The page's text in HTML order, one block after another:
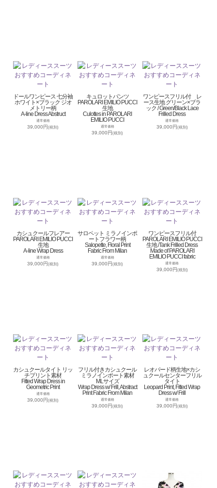
ドールワンピース 七分袖
ホワイト×ブラック ジオ
メトリー柄
A-line Dress Abstruct
通常価格
39,000円(税別)
キュロットパンツ
PAROLARI EMILIO PUCCI
生地
Culottes in PAROLARI
EMILIO PUCCI
通常価格
39,000円(税別)
ワンピースフリル付 レ
ース生地 グリーン×ブラ
ック / Green/Black Lace
Frilled Dress
通常価格
39,000円(税別)
カシュクールフレアー
PAROLARI EMILIO PUCCI
生地
A-line Wrap Dress
通常価格
39,000円(税別)
サロペット ミラノインポ
ートフラワー柄
Salopette, Floral Print
Fabric From Milan
通常価格
39,000円(税別)
ワンピースフリル付
PAROLARI EMILIO PUCCI
生地 /Tank Frilled Dress
Made of PAROLARI
EMILIO PUCCI fabric
通常価格
39,000円(税別)
カシュクールタイト リッ
チプリント素材
Fitted Wrap Dress in
Geometric Print
通常価格
39,000円(税別)
フリル付きカシュクール
ミラノインポート素材
MLサイズ
Wrap Dress w/ Frill, Abstract
Print Fabric From Milan
通常価格
39,000円(税別)
レオパード柄生地×カシ
ュクールセンターフリル
タイト
Leopard Print, Fitted Wrap
Dress w/ Frill
通常価格
39,000円(税別)